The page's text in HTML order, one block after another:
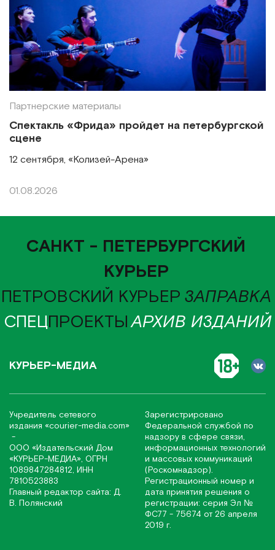
Партнерские материалы
Спектакль «Фрида» пройдет на петербургской
сцене
12 сентября, «Колизей-Арена»
01.08.2026
САНКТ - ПЕТЕРБУРГСКИЙ
КУРЬЕР
ПЕТРОВСКИЙ КУРЬЕР ЗАПРАВКА
СПЕЦПРОЕКТЫАРХИВ ИЗДАНИЙ
КУРЬЕР-МЕДИА
Учредитель сетевого
издания «соurier-media.com»
-
ООО «Издательский Дом
«КУРЬЕР-МЕДИА», ОГРН
1089847284812, ИНН
7810523883
Главный редактор сайта: Д.
В. Полянский
Зарегистрировано
Федеральной службой по
надзору в сфере связи,
информационных технологий
и массовых коммуникаций
(Роскомнадзор).
Регистрационный номер и
дата принятия решения о
регистрации: серия Эл №
ФС77 - 75674 от 26 апреля
2019 г.